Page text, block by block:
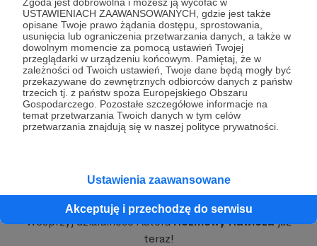
USTAWIENIACH ZAAWANSOWANYCH, gdzie jest także
opisane Twoje prawo żądania dostępu, sprostowania,
usunięcia lub ograniczenia przetwarzania danych, a także w
dowolnym momencie za pomocą ustawień Twojej
przeglądarki w urządzeniu końcowym. Pamiętaj, że w
zależności od Twoich ustawień, Twoje dane będą mogły być
przekazywane do zewnętrznych odbiorców danych z państw
trzecich tj. z państw spoza Europejskiego Obszaru
Gospodarczego. Pozostałe szczegółowe informacje na
temat przetwarzania Twoich danych w tym celów
przetwarzania znajdują się w naszej polityce prywatności.
Ustawienia zaawansowane
Akceptuję i przechodzę do serwisu
Dołącz do grona Patronów!
Wesprzyj działalność AutoraRozmowy Rawiczajuż
teraz!